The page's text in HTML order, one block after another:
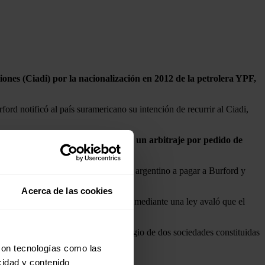
Acerca de las cookies
tecnologías como las
y contenido
(Ciadi) por la nacionalización en 2012 de la petrolera YPF,
notificó al país suramericano su intención de recurrir al Ciadi,
saber si el Ciadi admite iniciar un arbitraje por pedido de
que condenó al Estado argentino a pagar a Burford y
argentino en 2012, que mediante una ley avaló que el
tras adquirir los derechos de litigio de dos sociedades constituidas